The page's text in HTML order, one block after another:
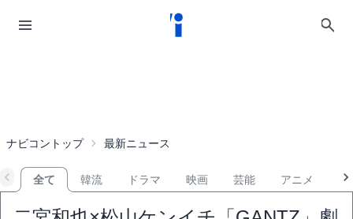
ナビコントップ 最新ニュース
全て 韓流 ドラマ 映画 芸能 アニメ